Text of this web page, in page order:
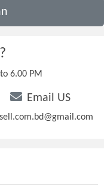
6.00 PM
Email US